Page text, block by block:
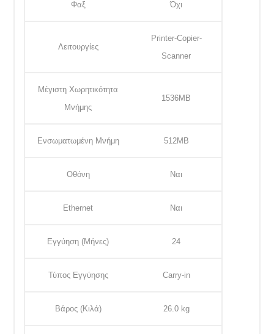
Φαξ Όχι
Λειτουργίες
Printer-Copier-
Scanner
Μέγιστη Χωρητικότητα
Μνήμης
1536MB
Ενσωματωμένη Μνήμη 512MB
Οθόνη Ναι
Ethernet Ναι
Εγγύηση (Μήνες) 24
Τύπος Εγγύησης Carry-in
Βάρος (Κιλά) 26.0 kg